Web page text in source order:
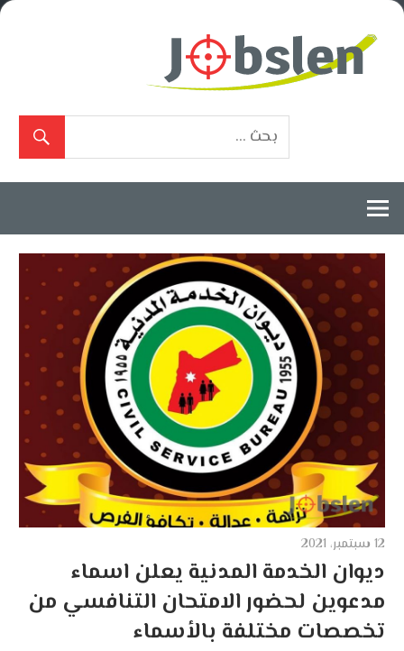
Skip
12 سبتمبر، 2021
ديوان الخدمة المدنية يعلن اسماء
مدعوين لحضور الامتحان التنافسي من
تخصصات مختلفة بالأسماء